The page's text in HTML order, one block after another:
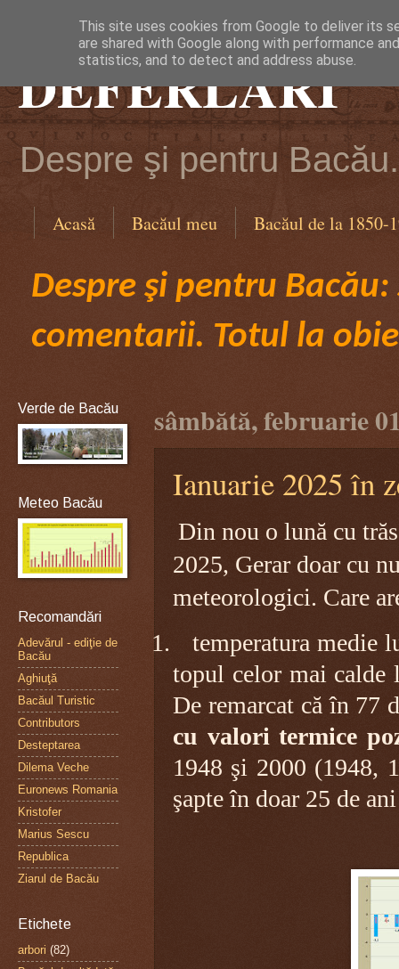
DEFERLĂRI
Despre şi pentru
Acasă Bacăul meu Bacăul de la 1850-
Despre şi pentru
comentarii. Totul la
sâmbătă, februarie
Ianuarie 2025 în
Din nou o lună cu
2025, Gerar doar cu
meteorologici. Care
1.
temperatura medie
topul celor mai calde
De remarcat că în 77
cu valori termice
1948 şi 2000 (1948,
şapte în doar 25 de
Verde de Bacău
Meteo Bacău
Recomandări
Adevărul - ediţie de
Bacău
Aghiuţă
Bacăul Turistic
Contributors
Desteptarea
Dilema Veche
Euronews Romania
Kristofer
Marius Sescu
Republica
Ziarul de Bacău
Etichete
arbori (82)
This site uses cookies from Google to deliver its
are shared with Google along with performance
statistics, and to detect and address abuse.